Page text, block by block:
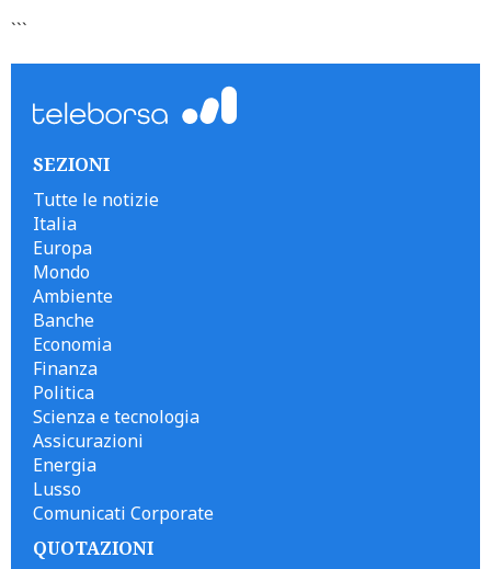
```
SEZIONI
Tutte le notizie
Italia
Europa
Mondo
Ambiente
Banche
Economia
Finanza
Politica
Scienza e tecnologia
Assicurazioni
Energia
Lusso
Comunicati Corporate
QUOTAZIONI